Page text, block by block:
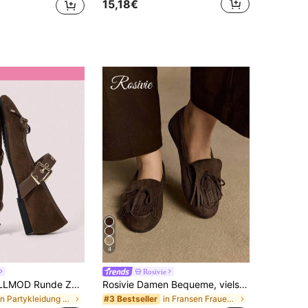
15,18€
CUCCOO DOLLMOD Runde Zehenpartie, weiche Sohle, Velourslederriemen, Farbblock mit Metallic Nieten Dekor, Ballettschleifen Flache Slip-On Loafer für Damen zum Valentinstag
in Partykleidung Schuhe
4
Rosivie
Rosivie Damen Bequeme, vielseitige Pendler-Loafers mit Fransen-Dekor
#3 Bestseller in Fransen Frauen Wohnungen